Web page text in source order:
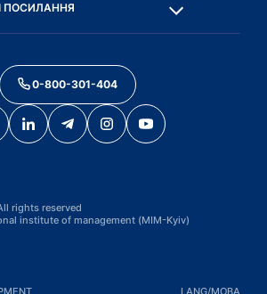
ПОСИЛАННЯ
0-800-301-404
rights reserved
institute of management (MIM-Kyiv)
LANG/МОВА